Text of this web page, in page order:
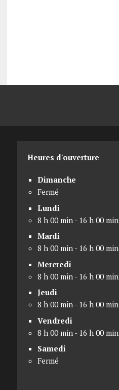
Heures d'ouverture
Dimanche
Fermé
Lundi
8 h 00 min - 16 h 00 min
Mardi
8 h 00 min - 16 h 00 min
Mercredi
8 h 00 min - 16 h 00 min
Jeudi
8 h 00 min - 16 h 00 min
Vendredi
8 h 00 min - 16 h 00 min
Samedi
Fermé